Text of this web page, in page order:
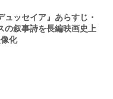
ッセイア』あらすじ・
の叙事詩を長編映画史上
化